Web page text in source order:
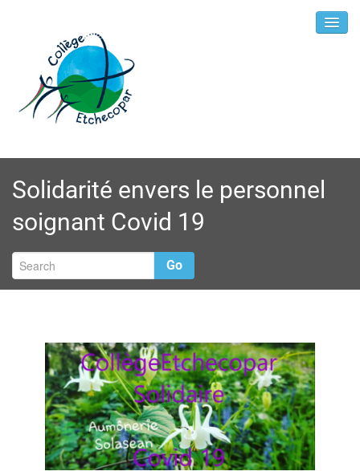
Solidarité envers le personnel
soignant Covid 19
Go